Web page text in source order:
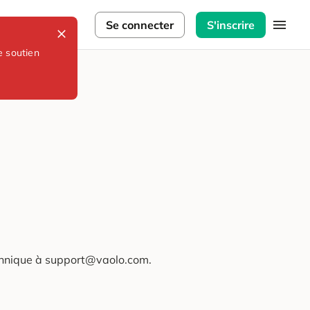
soutien
Se connecter S'inscrire
à support@vaolo.com.